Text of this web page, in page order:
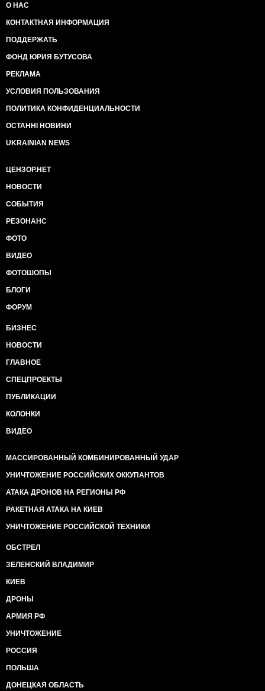
О НАС
КОНТАКТНАЯ ИНФОРМАЦИЯ
ПОДДЕРЖАТЬ
ФОНД ЮРИЯ БУТУСОВА
РЕКЛАМА
УСЛОВИЯ ПОЛЬЗОВАНИЯ
ПОЛИТИКА КОНФИДЕНЦИАЛЬНОСТИ
ОСТАННІ НОВИНИ
UKRAINIAN NEWS
ЦЕНЗОР.НЕТ
НОВОСТИ
СОБЫТИЯ
РЕЗОНАНС
ФОТО
ВИДЕО
ФОТОШОПЫ
БЛОГИ
ФОРУМ
БИЗНЕС
НОВОСТИ
ГЛАВНОЕ
СПЕЦПРОЕКТЫ
ПУБЛИКАЦИИ
КОЛОНКИ
ВИДЕО
МАССИРОВАННЫЙ КОМБИНИРОВАННЫЙ УДАР
УНИЧТОЖЕНИЕ РОССИЙСКИХ ОККУПАНТОВ
АТАКА ДРОНОВ НА РЕГИОНЫ РФ
РАКЕТНАЯ АТАКА НА КИЕВ
УНИЧТОЖЕНИЕ РОССИЙСКОЙ ТЕХНИКИ
ОБСТРЕЛ
ЗЕЛЕНСКИЙ ВЛАДИМИР
КИЕВ
ДРОНЫ
АРМИЯ РФ
УНИЧТОЖЕНИЕ
РОССИЯ
ПОЛЬША
ДОНЕЦКАЯ ОБЛАСТЬ